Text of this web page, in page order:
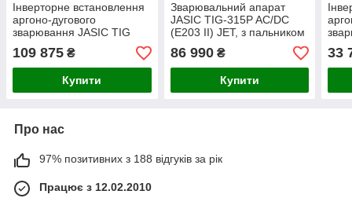
Інверторне встановлення
аргоно-дугового
зварювання JASIC TIG
500 P AC/DC (Е 312)
109 875 ₴
Купити
Зварювальний апарат
JASIC TIG-315P AC/DC
(E203 II) JET, з пальником
BW
86 990₴
Купити
33
Про нас
97% позитивних з 188 відгуків за рік
Працює з 12.02.2010